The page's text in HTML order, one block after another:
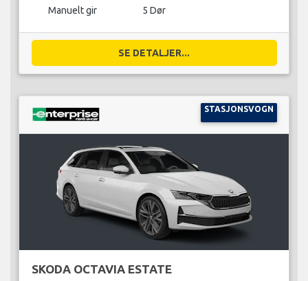
Manuelt gir 5 Dør
SE DETALJER...
STASJONSVOGN
SKODA OCTAVIA ESTATE